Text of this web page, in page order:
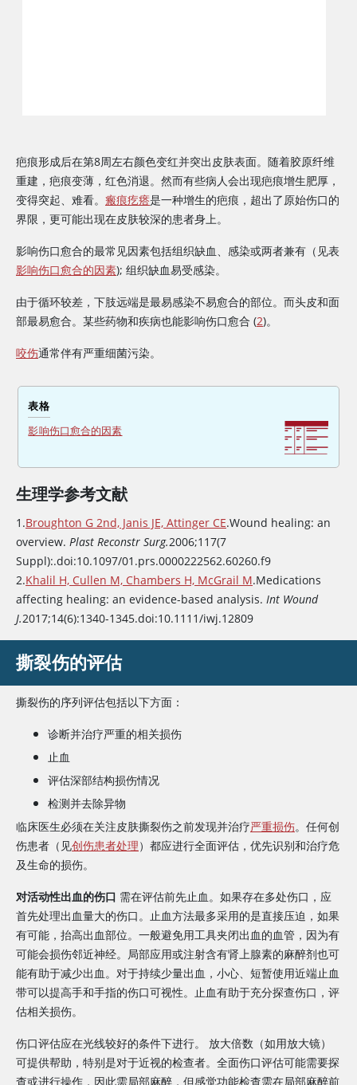
疤痕形成后在第8周左右颜色变红并突出皮肤表面。随着胶原纤维
重建，疤痕变薄，红色消退。然而有些病人会出现疤痕增生肥厚，
变得突起、难看。 瘢痕疙瘩是一种增生的疤痕，超出了原始伤口的
界限，更可能出现在皮肤较深的患者身上。
影响伤口愈合的最常见因素包括组织缺血、感染或两者兼有（见表
影响伤口愈合的因素); 组织缺血易受感染。
由于循环较差，下肢远端是最易感染不易愈合的部位。而头皮和面
部最易愈合。某些药物和疾病也能影响伤口愈合 (2)。
咬伤通常伴有严重细菌污染。
表格
影响伤口愈合的因素
生理学参考文献
1.Broughton G 2nd, Janis JE, Attinger CE.Wound healing: an
overview. Plast Reconstr Surg.2006;117(7
Suppl):.doi:10.1097/01.prs.0000222562.60260.f9
2.Khalil H, Cullen M, Chambers H, McGrail M.Medications
affecting healing: an evidence-based analysis. Int Wound
J.2017;14(6):1340-1345.doi:10.1111/iwj.12809
撕裂伤的评估
撕裂伤的序列评估包括以下方面：
诊断并治疗严重的相关损伤
止血
评估深部结构损伤情况
检测并去除异物
临床医生必须在关注皮肤撕裂伤之前发现并治疗严重损伤。任何创
伤患者（见创伤患者处理）都应进行全面评估，优先识别和治疗危
及生命的损伤。
对活动性出血的伤口 需在评估前先止血。如果存在多处伤口，应
首先处理出血量大的伤口。止血方法最多采用的是直接压迫，如果
有可能，抬高出血部位。一般避免用工具夹闭出血的血管，因为有
可能会损伤邻近神经。局部应用或注射含有肾上腺素的麻醉剂也可
能有助于减少出血。对于持续少量出血，小心、短暂使用近端止血
带可以提高手和手指的伤口可视性。止血有助于充分探查伤口，评
估相关损伤。
伤口评估应在光线较好的条件下进行。 放大倍数（如用放大镜）
可提供帮助，特别是对于近视的检查者。全面伤口评估可能需要探
查或进行操作，因此需局部麻醉，但感觉功能检查需在局部麻醉前